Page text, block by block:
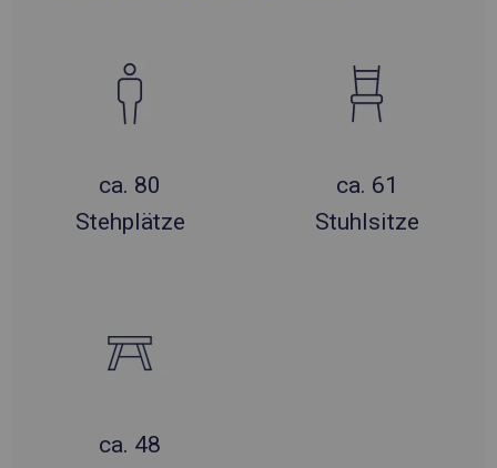
ca. 80
Stehplätze
ca. 61
Stuhlsitze
ca. 48